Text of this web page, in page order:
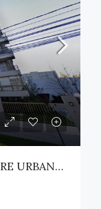
DEPARTAMENTO AMOBLADO AIRE URBANO (PAZ) – TALCA